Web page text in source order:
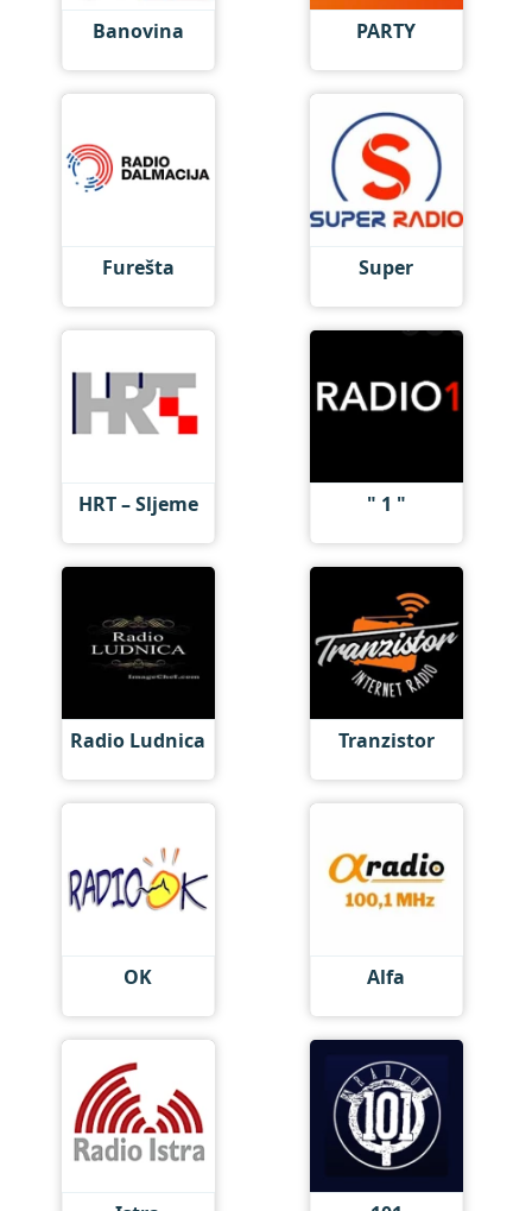
Banovina PARTY
Furešta Super
HRT – Sljeme " 1 "
Radio Ludnica Tranzistor
OK Alfa